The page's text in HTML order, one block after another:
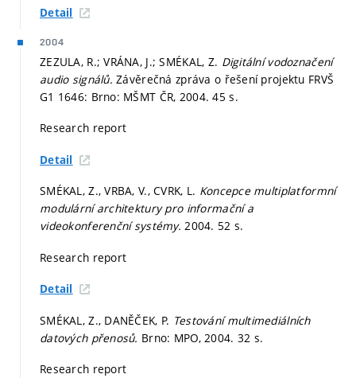
Detail
2004
ZEZULA, R.; VRÁNA, J.; SMÉKAL, Z. Digitální vodoznačení
audio signálů.Závěrečná zpráva o řešení projektu FRVŠ
G1 1646: Brno: MŠMT ČR, 2004. 45 s.
Research report
Detail
SMÉKAL, Z., VRBA, V., CVRK, L. Koncepce multiplatformní
modulární architektury pro informační a
videokonferenční systémy.2004. 52 s.
Research report
Detail
SMÉKAL, Z., DANĚČEK, P. Testování multimediálních
datových přenosů. Brno: MPO, 2004. 32 s.
Research report